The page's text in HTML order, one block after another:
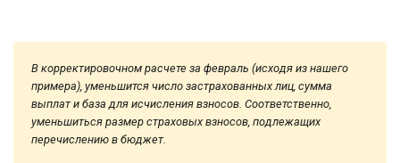
В корректировочном расчете за февраль (исходя из нашего
примера), уменьшится число застрахованных лиц, сумма
выплат и база для исчисления взносов. Соответственно,
уменьшиться размер страховых взносов, подлежащих
перечислению в бюджет.